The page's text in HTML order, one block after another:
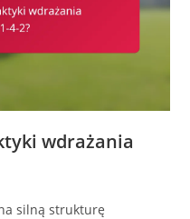
wdrażania
silną strukturę